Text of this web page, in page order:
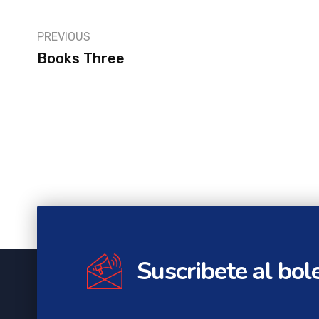
PREVIOUS
Books Three
Suscribete al